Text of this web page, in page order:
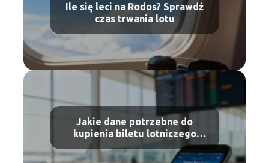
Ile się leci na Rodos? Sprawdź
czas trwania lotu
Jakie dane potrzebne do
kupienia biletu lotniczego
Ryanair?